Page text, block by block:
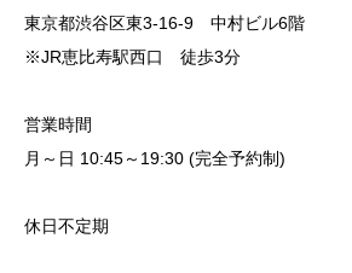
東京都渋谷区東3-16-9 中村ビル6階
※JR恵比寿駅西口 徒歩3分
営業時間
月～日 10:45～19:30 (完全予約制)
休日不定期